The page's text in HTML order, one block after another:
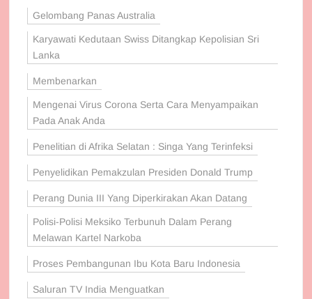
Gelombang Panas Australia
Karyawati Kedutaan Swiss Ditangkap Kepolisian Sri
Lanka
Membenarkan
Mengenai Virus Corona Serta Cara Menyampaikan
Pada Anak Anda
Penelitian di Afrika Selatan : Singa Yang Terinfeksi
Penyelidikan Pemakzulan Presiden Donald Trump
Perang Dunia III Yang Diperkirakan Akan Datang
Polisi-Polisi Meksiko Terbunuh Dalam Perang
Melawan Kartel Narkoba
Proses Pembangunan Ibu Kota Baru Indonesia
Saluran TV India Menguatkan